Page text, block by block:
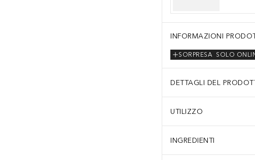
INFORMAZIONI
SOLO
SORPRESA
DETTAGLI DEL
UTILIZZO
INGREDIENTI